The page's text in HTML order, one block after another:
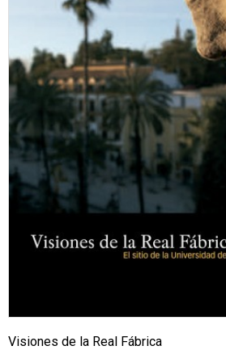
Visiones de la Real Fábrica